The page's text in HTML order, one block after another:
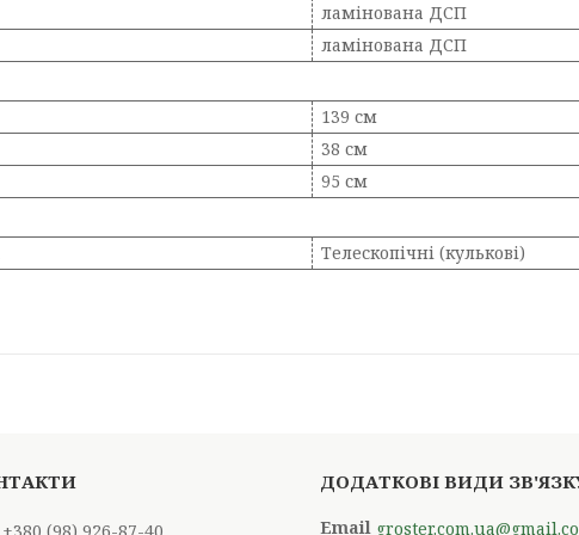
ламінована ДСП
ламінована ДСП
139 см
38 см
95 см
Телескопічні (кулькові)
+380 (98) 926-87-40